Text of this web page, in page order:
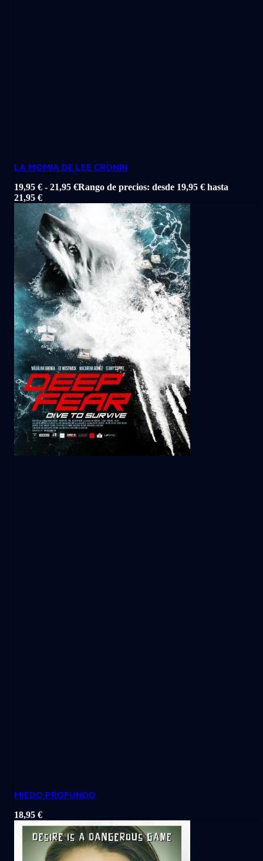
LA MOMIA DE LEE CRONIN
19,95 € - 21,95 €Rango de precios: desde 19,95 € hasta
21,95 €
MIEDO PROFUNDO
18,95 €